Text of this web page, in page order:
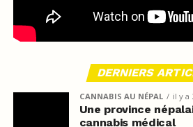
DERNIERS
CANNABIS AU NÉPAL il y a
Une province
cannabis médical